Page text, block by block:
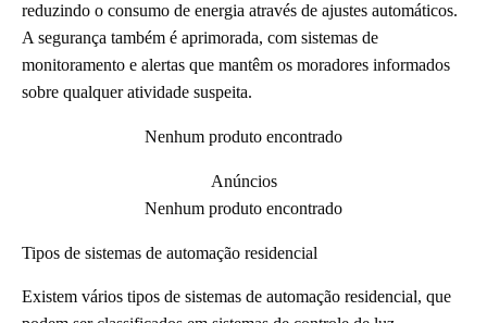
reduzindo o consumo de energia através de ajustes automáticos.
A segurança também é aprimorada, com sistemas de
monitoramento e alertas que mantêm os moradores informados
sobre qualquer atividade suspeita.
Nenhum produto encontrado
Anúncios
Nenhum produto encontrado
Tipos de sistemas de automação residencial
Existem vários tipos de sistemas de automação residencial, que